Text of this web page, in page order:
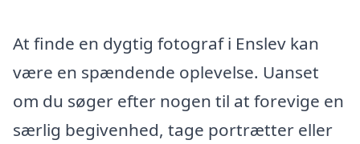
At finde en dygtig fotograf i Enslev kan
være en spændende oplevelse. Uanset
om du søger efter nogen til at forevige en
særlig begivenhed, tage portrætter eller